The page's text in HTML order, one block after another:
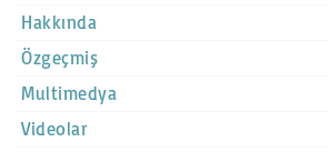
Hakkında
Özgeçmiş
Multimedya
Videolar